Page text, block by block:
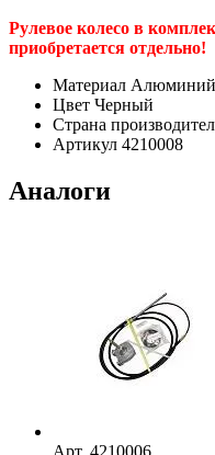
Рулевое колесо в
приобретается отдельно!
Материал
Цвет Черный
Страна
Артикул 4210008
Аналоги